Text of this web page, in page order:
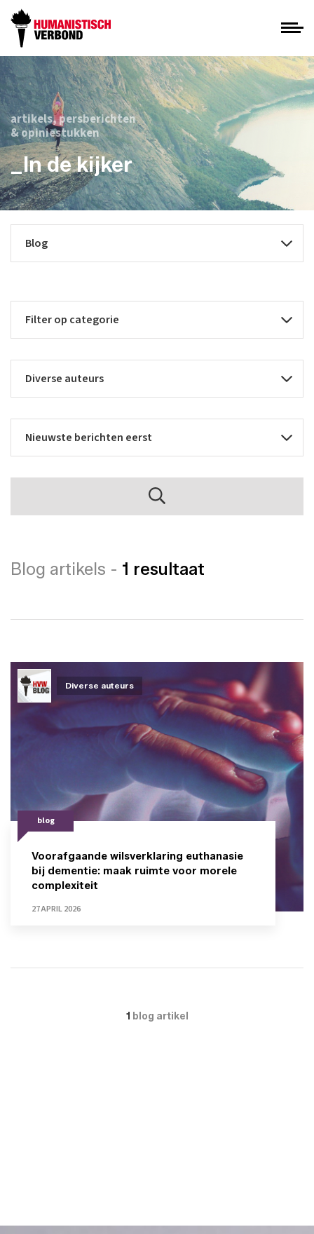
artikels, persberichten
& opiniestukken
_In de kijker
Blog artikels - 1 resultaat
blog
Voorafgaande wilsverklaring euthanasie
bij dementie: maak ruimte voor morele
complexiteit
27 APRIL 2026
Diverse auteurs
1 blog artikel